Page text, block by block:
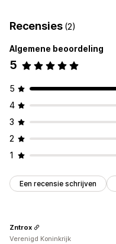
Babyproducten
Inkooplocaties
China
Recensies (2)
Algemene beoordeling
5
5
4
3
2
1
Een recensie schrijven
Zntrox
Verenigd Koninkrijk